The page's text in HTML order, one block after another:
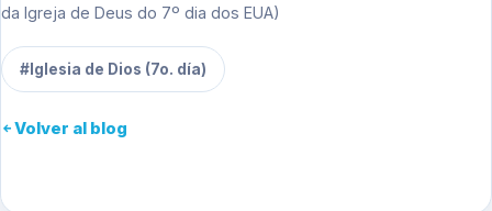
da Igreja de Deus do 7º dia dos EUA)
#Iglesia de Dios (7o. día)
Volver al blog